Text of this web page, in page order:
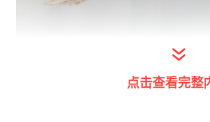
笔者泡茶方
不要小看这泡茶的方法，
点击查看完整